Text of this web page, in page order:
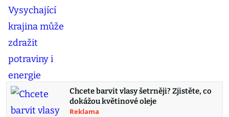
Chcete barvit vlasy šetrněji? Zjistěte, co
dokážou květinové oleje
Reklama